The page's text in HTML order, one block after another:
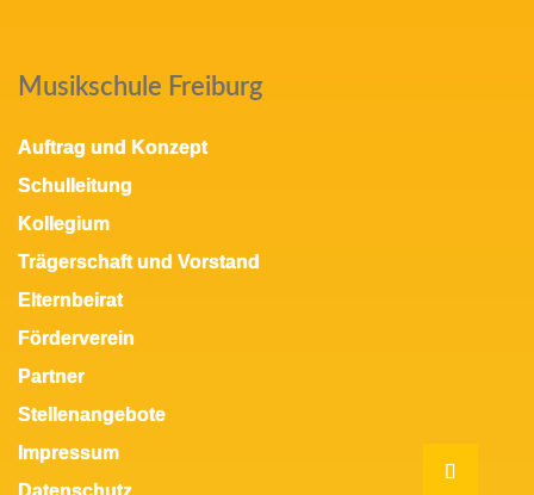
Musikschule Freiburg
Auftrag und Konzept
Schulleitung
Kollegium
Trägerschaft und Vorstand
Elternbeirat
Förderverein
Partner
Stellenangebote
Impressum